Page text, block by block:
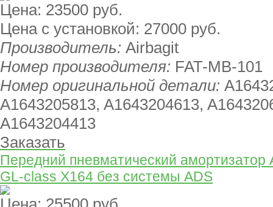
Цена: 23500 руб.
Цена с установкой: 27000 руб.
Производитель: Airbagit
Номер производителя: FAT-MB-101
Номер оригинальной детали:
A1643205813, A1643204613,
A1643204413
Заказать
Передний пневматический амортизатор
GL-class X164 без системы ADS